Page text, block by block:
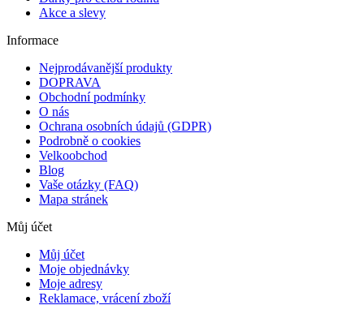
Akce a slevy
Informace
Nejprodávanější produkty
DOPRAVA
Obchodní podmínky
O nás
Ochrana osobních údajů (GDPR)
Podrobně o cookies
Velkoobchod
Blog
Vaše otázky (FAQ)
Mapa stránek
Můj účet
Můj účet
Moje objednávky
Moje adresy
Reklamace, vrácení zboží